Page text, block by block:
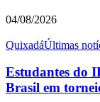
04/08/2026
QuixadáÚltimas
Estudantes do
Brasil em